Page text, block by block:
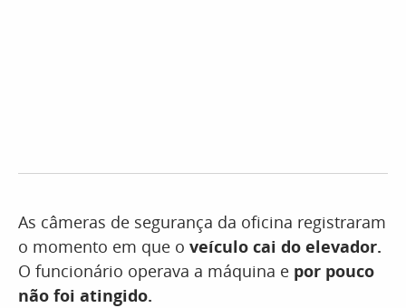
As câmeras de segurança da oficina registraram
o momento em que o veículo cai do elevador.
O funcionário operava a máquina e por pouco
não foi atingido.